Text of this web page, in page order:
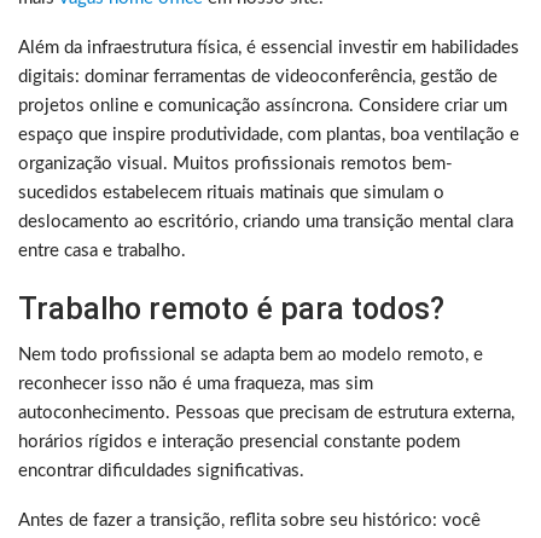
Além da infraestrutura física, é essencial investir em habilidades
digitais: dominar ferramentas de videoconferência, gestão de
projetos online e comunicação assíncrona. Considere criar um
espaço que inspire produtividade, com plantas, boa ventilação e
organização visual. Muitos profissionais remotos bem-
sucedidos estabelecem rituais matinais que simulam o
deslocamento ao escritório, criando uma transição mental clara
entre casa e trabalho.
Trabalho remoto é para todos?
Nem todo profissional se adapta bem ao modelo remoto, e
reconhecer isso não é uma fraqueza, mas sim
autoconhecimento. Pessoas que precisam de estrutura externa,
horários rígidos e interação presencial constante podem
encontrar dificuldades significativas.
Antes de fazer a transição, reflita sobre seu histórico: você